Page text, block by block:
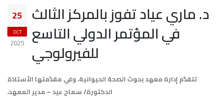
25
OCT
2025
د. ماري عياد تفوز بالمركز الثالث
في المؤتمر الدولي التاسع
للفيرولوجي
تتقدّم إدارة معهد بحوث الصحة الحيوانية، وفي مقدّمتها الأستاذة
الدكتورة/ سماح عيد – مدير المعهد،